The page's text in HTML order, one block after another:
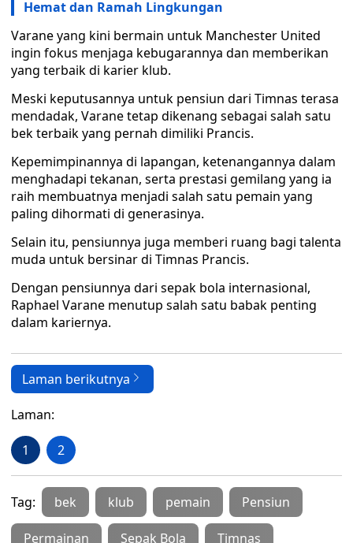
Hemat dan Ramah Lingkungan
Varane yang kini bermain untuk Manchester United
ingin fokus menjaga kebugarannya dan memberikan
yang terbaik di karier klub.
Meski keputusannya untuk pensiun dari Timnas terasa
mendadak, Varane tetap dikenang sebagai salah satu
bek terbaik yang pernah dimiliki Prancis.
Kepemimpinannya di lapangan, ketenangannya dalam
menghadapi tekanan, serta prestasi gemilang yang ia
raih membuatnya menjadi salah satu pemain yang
paling dihormati di generasinya.
Selain itu, pensiunnya juga memberi ruang bagi talenta
muda untuk bersinar di Timnas Prancis.
Dengan pensiunnya dari sepak bola internasional,
Raphael Varane menutup salah satu babak penting
dalam kariernya.
Laman berikutnya
Laman:
1 2
Tag: bek klub pemain Pensiun
Permainan Sepak Bola Timnas